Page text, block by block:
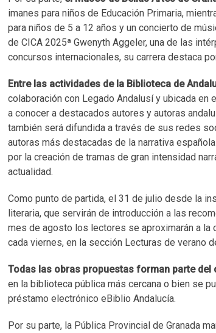
imanes para niños de Educación Primaria,
para niños de 5 a 12 años y un concierto de
de CICA 2025ª Gwenyth Aggeler, una de las
concursos internacionales, su carrera destaca
Entre las actividades de la Biblioteca de
colaboración con Legado Andalusí y ubicada en
a conocer a destacados autores y autoras
también será difundida a través de sus redes
autoras más destacadas de la narrativa
por la creación de tramas de gran intensidad
actualidad.
Como punto de partida, el 31 de julio desde la
literaria, que servirán de introducción a las
mes de agosto los lectores se aproximarán a la
cada viernes, en la sección Lecturas de verano
Todas las obras propuestas forman parte del
en la biblioteca pública más cercana o bien se
préstamo electrónico eBiblio Andalucía.
Por su parte, la Pública Provincial de Granada